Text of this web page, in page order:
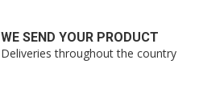
WE SEND YOUR PRODUCT
Deliveries throughout the country